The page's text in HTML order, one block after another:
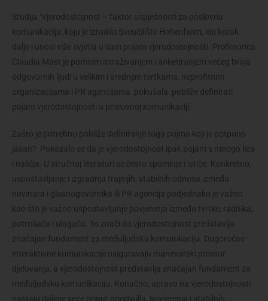
Studija ‘Vjerodostojnost – faktor uspješnosti za poslovnu
komunikaciju’ koju je izradilo Sveučilište Hohenheim, ide korak
dalje i unosi više svjetla u sam pojam vjerodostojnosti. Profesorica
Claudia Mast je pomnim istraživanjem i anketiranjem većeg broja
odgovornih ljudi u velikim i srednjim tvrtkama, neprofitnim
organizacijama i PR agencijama pokušala pobliže definirati
pojam vjerodostojnosti u poslovnoj komunikaciji.
Zašto je potrebno pobliže definiranje toga pojma koji je potpuno
jasan? Pokazalo se da je vjerodostojnost ipak pojam s mnogo lica
i naličja. U stručnoj literaturi se često spominje i ističe. Konkretno,
uspostavljanje i izgradnja trajnijih, stabilnih odnosa između
novinara i glasnogovornika ili PR agencija podjednako je važno
kao što je važno uspostavljanje povjerenja između tvrtke, radnika,
potrošača i ulagača. To znači da vjerodostojnost predstavlja
značajan fundament za međuljudsku komunikaciju. Dugoročne
interaktivne komunikacije osiguravaju manevarski prostor
djelovanja, a vjerodostojnost predstavlja značajan fundament za
međuljudsku komunikaciju. Konačno, upravo na vjerodostojnosti
nastaju daljnje veze poput goodwilla, povjerenja i stabilnih